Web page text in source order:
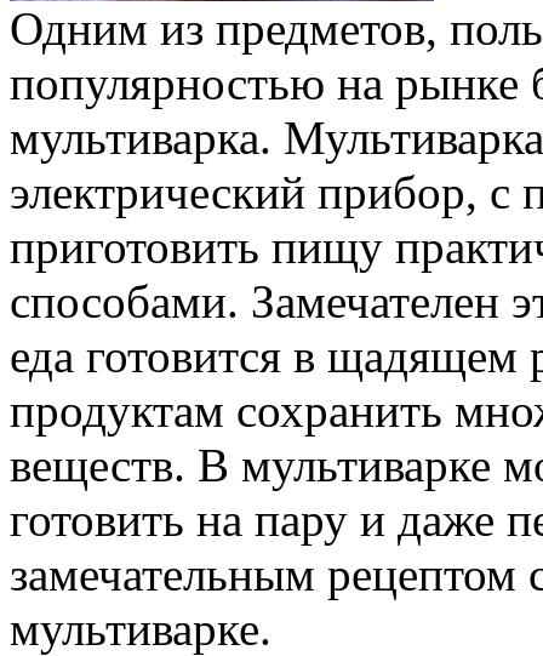
Одним из предметов,
популярностью на рынке
мультиварка.
электрический прибор,
приготовить пищу
способами. Замечателен
еда готовится в щадящем
продуктам сохранить
веществ. В мультиварке
готовить на пару и даже
замечательным рецептом
мультиварке.